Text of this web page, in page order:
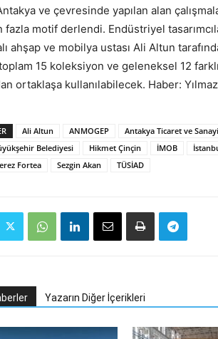
ve çevresinde yapılan alan
fazla motif derlendi. Endüstriyel
ahşap ve mobilya ustası Ali Altun
15 koleksiyon ve geleneksel 12
ortaklaşa kullanılabilecek. Haber:
Ali Altun ANMOGEP Antakya Ticaret ve
Belediyesi
Hikmet Çinçin İMOB
Fortea
Sezgin Akan TÜSİAD
Yazarın Diğer İçerikleri